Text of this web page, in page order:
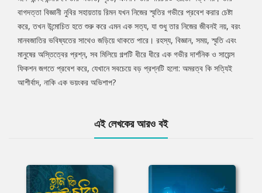
বাগদত্তা বিজ্ঞানী নুবির সহায়তায় রিমন যখন নিজের স্মৃতির গভীরে প্রবেশ করার চেষ্টা
করে, তখন উন্মোচিত হতে শুরু করে এমন এক সত্য, যা শুধু তার নিজের জীবনই নয়, বরং
মানবজাতির ভবিষ্যতের সাথেও জড়িয়ে থাকতে পারে। রহস্য, বিজ্ঞান, সময়, স্মৃতি এবং
মানুষের অস্তিত্বের প্রশ্ন, সব মিলিয়ে গল্পটি ধীরে ধীরে এক গভীর দার্শনিক ও সায়েন্স
ফিকশন জগতে প্রবেশ করে, যেখানে সবচেয়ে বড় প্রশ্নটি হলো: অমরত্ব কি সত্যিই
আশীর্বাদ, নাকি এক ভয়ংকর অভিশাপ?
এই লেখকের আরও বই